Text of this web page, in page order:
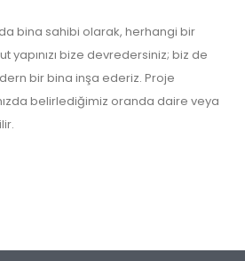
bina sahibi olarak, herhangi bir
bize devredersiniz; biz de
bir bina inşa ederiz. Proje
belirlediğimiz oranda daire veya